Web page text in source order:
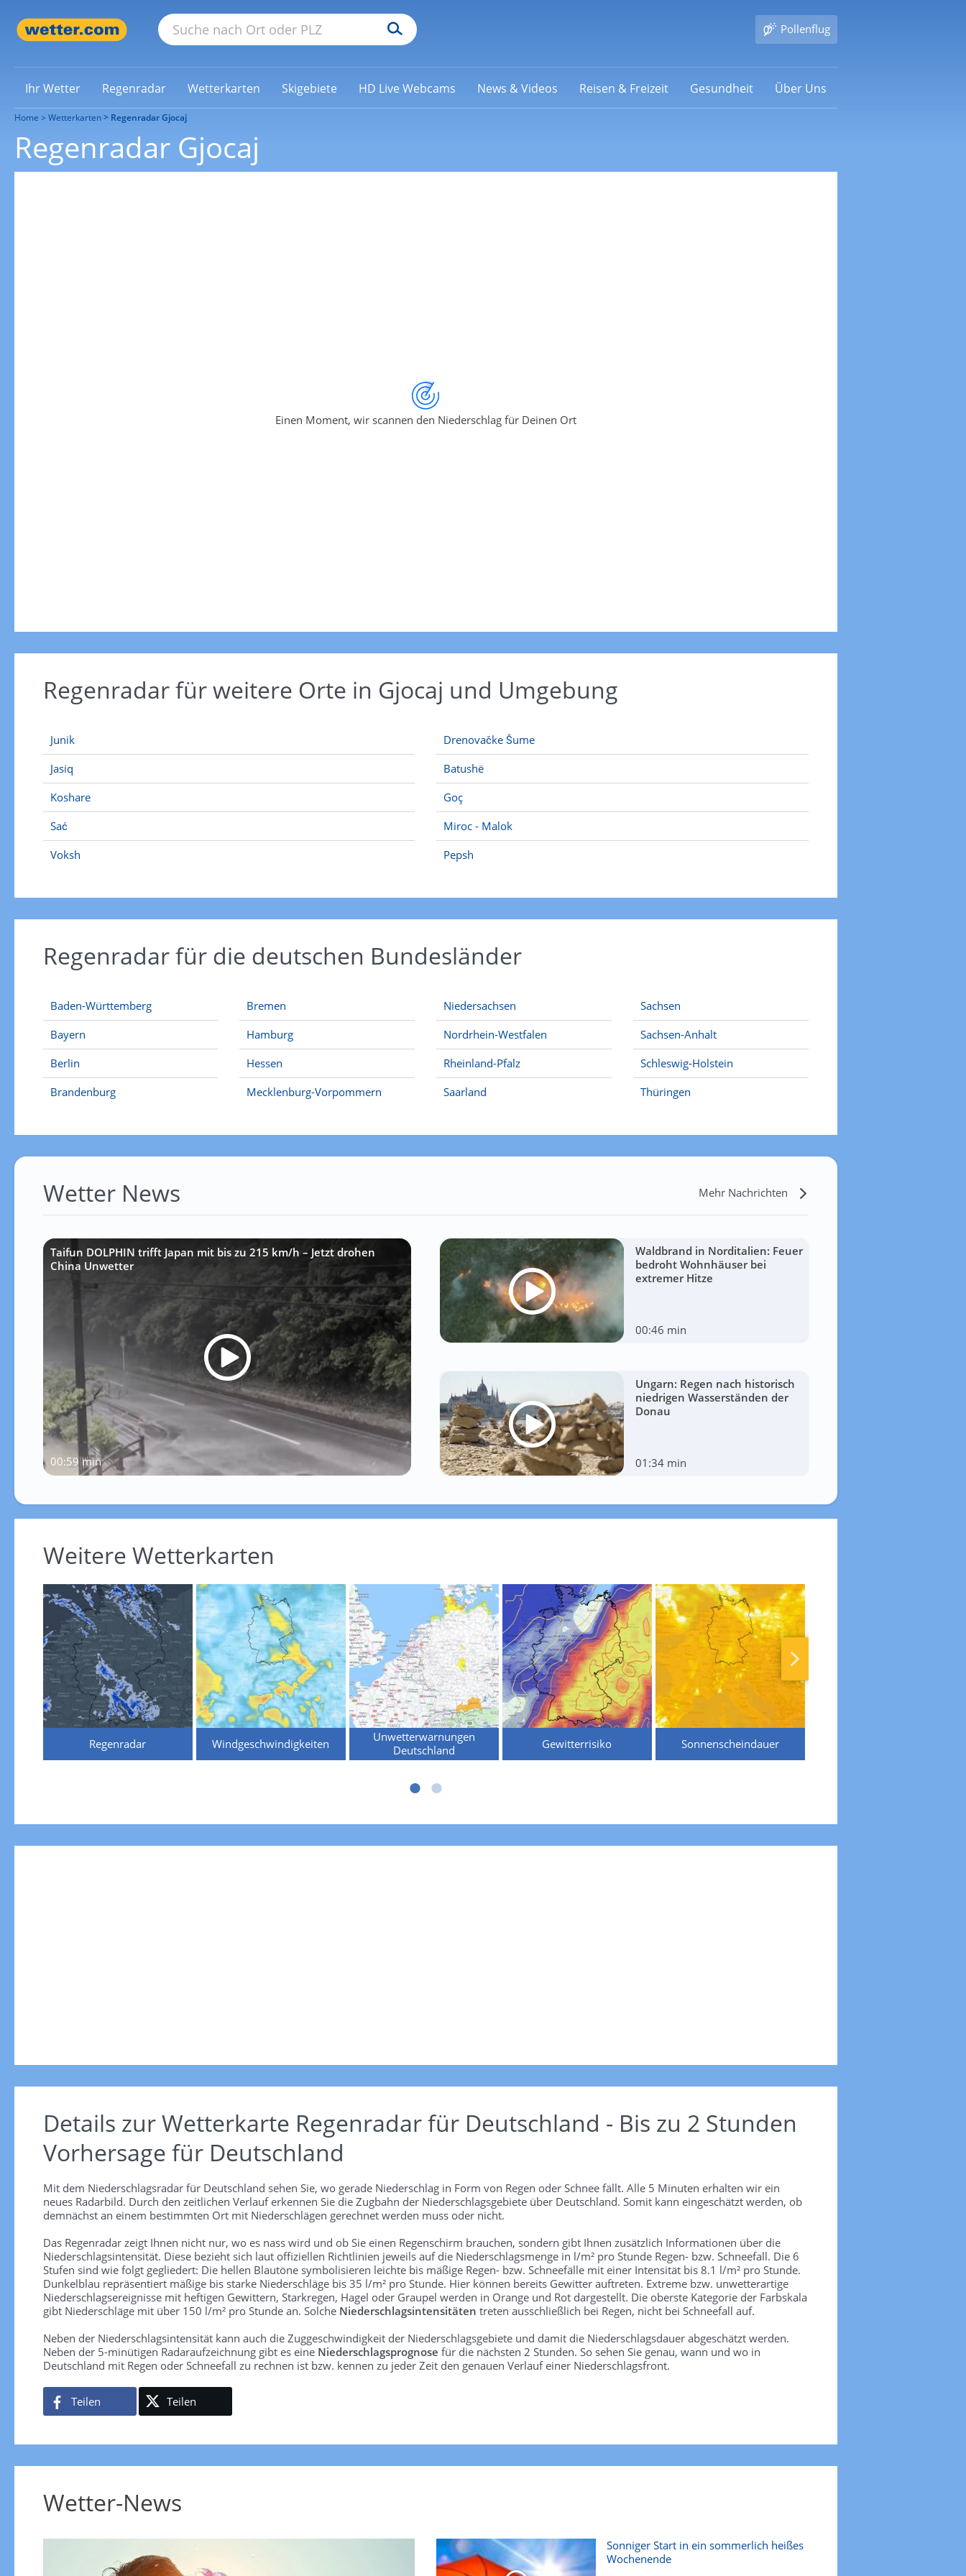
Pollenflug
Ihr Wetter Regenradar Wetterkarten Skigebiete HD Live Webcams News & Videos Reisen & Freizeit Gesundheit Über Uns
Home Wetterkarten Regenradar Gjocaj
Regenradar Gjocaj
Einen Moment, wir scannen den Niederschlag für Deinen Ort
Regenradar für weitere Orte in Gjocaj und Umgebung
Junik
Jasiq
Koshare
Sać
Voksh
Drenovačke Šume
Batushë
Goç
Miroc - Malok
Pepsh
Regenradar für die deutschen Bundesländer
Baden-Württemberg
Bayern
Berlin
Brandenburg
Bremen
Hamburg
Hessen
Mecklenburg-Vorpommern
Niedersachsen
Nordrhein-Westfalen
Rheinland-Pfalz
Saarland
Sachsen
Sachsen-Anhalt
Schleswig-Holstein
Thüringen
Wetter News Mehr Nachrichten
Taifun DOLPHIN trifft Japan mit bis zu 215 km/h – Jetzt drohen
China Unwetter
00:59 min
Waldbrand in Norditalien: Feuer
bedroht Wohnhäuser bei
extremer Hitze
00:46 min
Ungarn: Regen nach historisch
niedrigen Wasserständen der
Donau
01:34 min
Weitere Wetterkarten
Regenradar Windgeschwindigkeiten
Unwetterwarnungen
Deutschland
Gewitterrisiko Sonnenscheindauer
Details zur Wetterkarte Regenradar für Deutschland - Bis zu 2 Stunden
Vorhersage für Deutschland
Mit dem Niederschlagsradar für Deutschland sehen Sie, wo gerade Niederschlag in Form von Regen oder Schnee fällt. Alle 5 Minuten erhalten wir ein
neues Radarbild. Durch den zeitlichen Verlauf erkennen Sie die Zugbahn der Niederschlagsgebiete über Deutschland. Somit kann eingeschätzt werden, ob
demnächst an einem bestimmten Ort mit Niederschlägen gerechnet werden muss oder nicht.
Das Regenradar zeigt Ihnen nicht nur, wo es nass wird und ob Sie einen Regenschirm brauchen, sondern gibt Ihnen zusätzlich Informationen über die
Niederschlagsintensität. Diese bezieht sich laut offiziellen Richtlinien jeweils auf die Niederschlagsmenge in l/m² pro Stunde Regen- bzw. Schneefall. Die 6
Stufen sind wie folgt gegliedert: Die hellen Blautöne symbolisieren leichte bis mäßige Regen- bzw. Schneefälle mit einer Intensität bis 8.1 l/m² pro Stunde.
Dunkelblau repräsentiert mäßige bis starke Niederschläge bis 35 l/m² pro Stunde. Hier können bereits Gewitter auftreten. Extreme bzw. unwetterartige
Niederschlagsereignisse mit heftigen Gewittern, Starkregen, Hagel oder Graupel werden in Orange und Rot dargestellt. Die oberste Kategorie der Farbskala
gibt Niederschläge mit über 150 l/m² pro Stunde an. Solche Niederschlagsintensitäten treten ausschließlich bei Regen, nicht bei Schneefall auf.
Neben der Niederschlagsintensität kann auch die Zuggeschwindigkeit der Niederschlagsgebiete und damit die Niederschlagsdauer abgeschätzt werden.
Neben der 5-minütigen Radaraufzeichnung gibt es eine Niederschlagsprognose für die nächsten 2 Stunden. So sehen Sie genau, wann und wo in
Deutschland mit Regen oder Schneefall zu rechnen ist bzw. kennen zu jeder Zeit den genauen Verlauf einer Niederschlagsfront.
Teilen Teilen
Wetter-News
Sonniger Start in ein sommerlich heißes
Wochenende